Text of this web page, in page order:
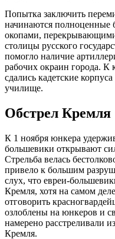
Попытка заключить
начинаются полноценные
окопами,
столицы русского
помогло наличие
рабочих окраин города. К
сдались кадетские
училище.
Обстрел Кремля
К 1 ноября юнкера
большевики открывают
Стрельба велась
привело к большим
слух, что евреи-
Кремля, хотя на самом
отговорить
озлоблены на юнкеров и
намерено расстреливали
Кремля.